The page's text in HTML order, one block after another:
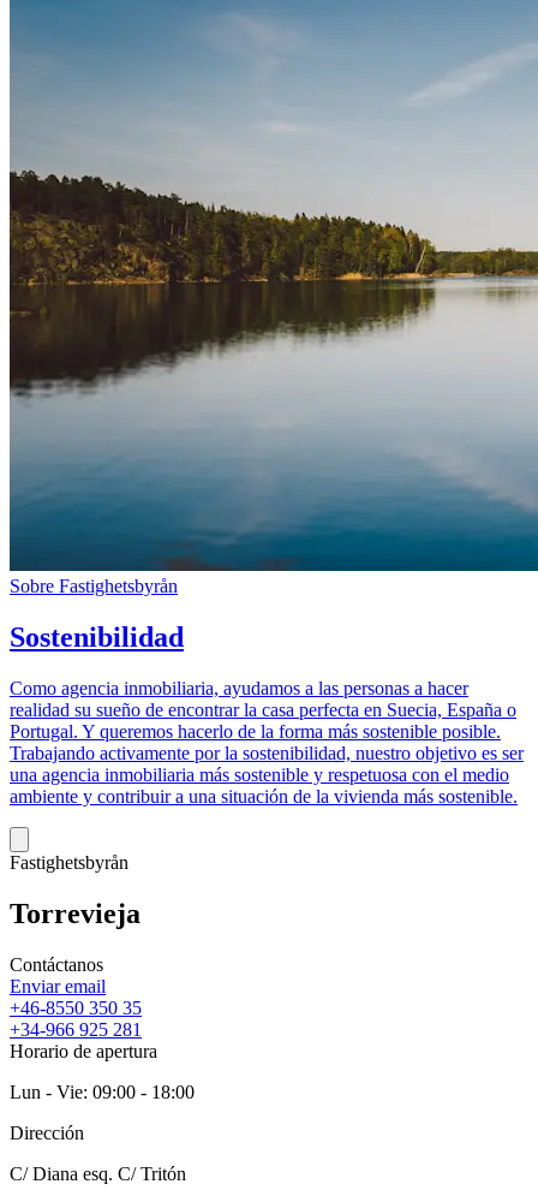
Sobre Fastighetsbyrån
Sostenibilidad
Como agencia inmobiliaria, ayudamos a las personas a hacer
realidad su sueño de encontrar la casa perfecta en Suecia, España o
Portugal. Y queremos hacerlo de la forma más sostenible posible.
Trabajando activamente por la sostenibilidad, nuestro objetivo es ser
una agencia inmobiliaria más sostenible y respetuosa con el medio
ambiente y contribuir a una situación de la vivienda más sostenible.
Fastighetsbyrån
Torrevieja
Contáctanos
Enviar email
+46-8550 350 35
+34-966 925 281
Horario de apertura
Lun - Vie: 09:00 - 18:00
Dirección
C/ Diana esq. C/ Tritón